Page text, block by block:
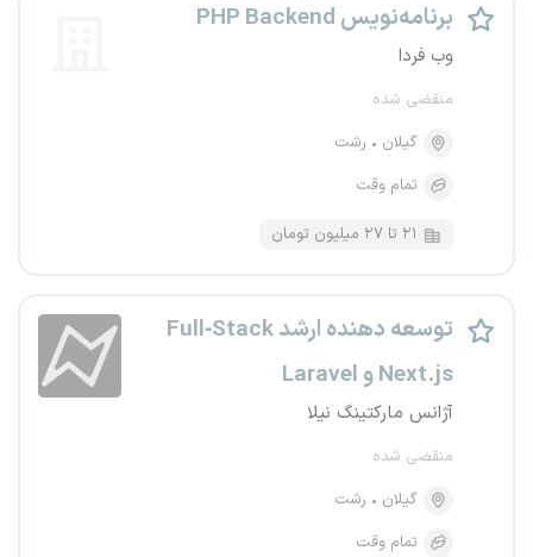
برنامه‌نویس PHP Backend
وب فردا
منقضی شده
گیلان
رشت
تمام وقت
۲۱ تا ۲۷ میلیون تومان
توسعه دهنده ارشد Full‑Stack
Next.js و Laravel
آژانس مارکتینگ نیلا
منقضی شده
گیلان
رشت
تمام وقت